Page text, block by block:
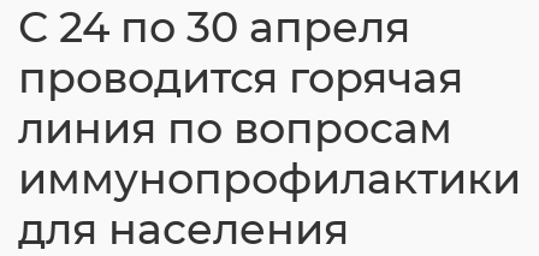
С 24 по 30 апреля
проводится горячая
линия по вопросам
иммунопрофилактики
для населения
Загрузить файл
Согласие на обработку личных данных
Введите слово с картинки